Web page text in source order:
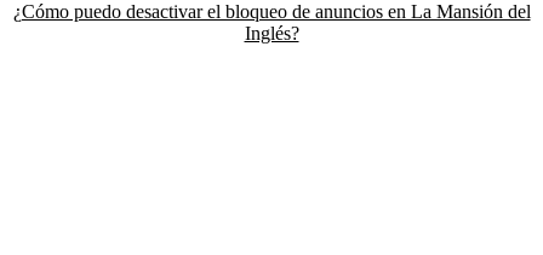
¿Cómo puedo desactivar el bloqueo de anuncios en La Mansión del
Inglés?